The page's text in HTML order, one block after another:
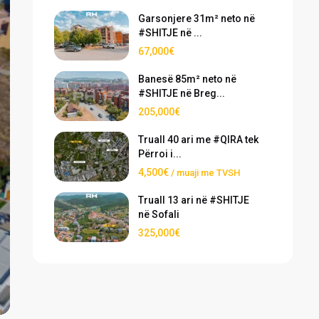
Garsonjere 31m² neto në
#SHITJE në ...
67,000€
Banesë 85m² neto në
#SHITJE në Breg...
205,000€
Truall 40 ari me #QIRA tek
Përroi i...
4,500€ / muaji me TVSH
Truall 13 ari në #SHITJE
në Sofali
325,000€